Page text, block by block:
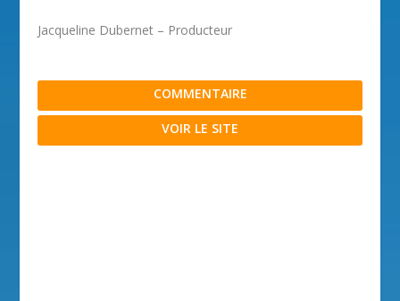
Jacqueline Dubernet – Producteur
COMMENTAIRE
VOIR LE SITE